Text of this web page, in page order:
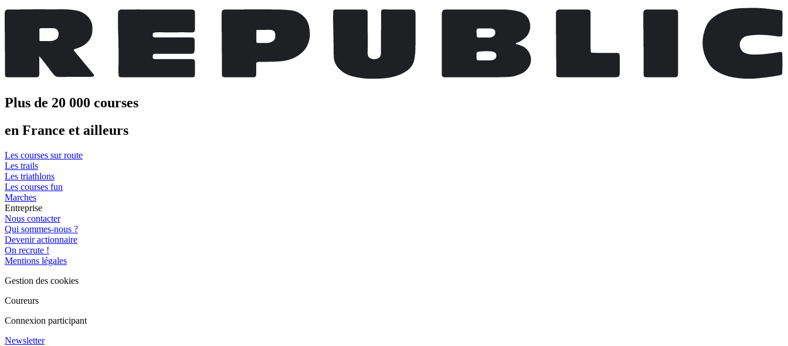
Plus de 20 000 courses
en France et ailleurs
Les courses sur route
Les trails
Les triathlons
Les courses fun
Marches
Entreprise
Nous contacter
Qui sommes-nous ?
Devenir actionnaire
On recrute !
Mentions légales
Gestion des cookies
Coureurs
Connexion participant
Newsletter